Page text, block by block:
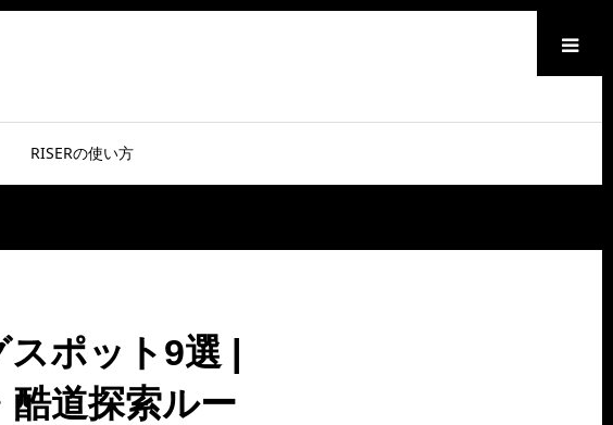
メニュー
RISERの使い方
スポット9選 |
酷道探索ルー